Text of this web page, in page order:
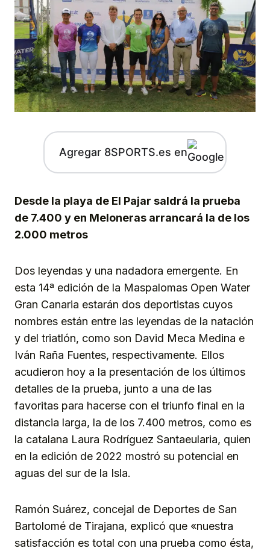
Agregar 8SPORTS.es en
Desde la playa de El Pajar saldrá la prueba
de 7.400 y en Meloneras arrancará la de los
2.000 metros
Dos leyendas y una nadadora emergente. En
esta 14ª edición de la Maspalomas Open Water
Gran Canaria estarán dos deportistas cuyos
nombres están entre las leyendas de la natación
y del triatlón, como son David Meca Medina e
Iván Raña Fuentes, respectivamente. Ellos
acudieron hoy a la presentación de los últimos
detalles de la prueba, junto a una de las
favoritas para hacerse con el triunfo final en la
distancia larga, la de los 7.400 metros, como es
la catalana Laura Rodríguez Santaeularia, quien
en la edición de 2022 mostró su potencial en
aguas del sur de la Isla.
Ramón Suárez, concejal de Deportes de San
Bartolomé de Tirajana, explicó que «nuestra
satisfacción es total con una prueba como ésta,